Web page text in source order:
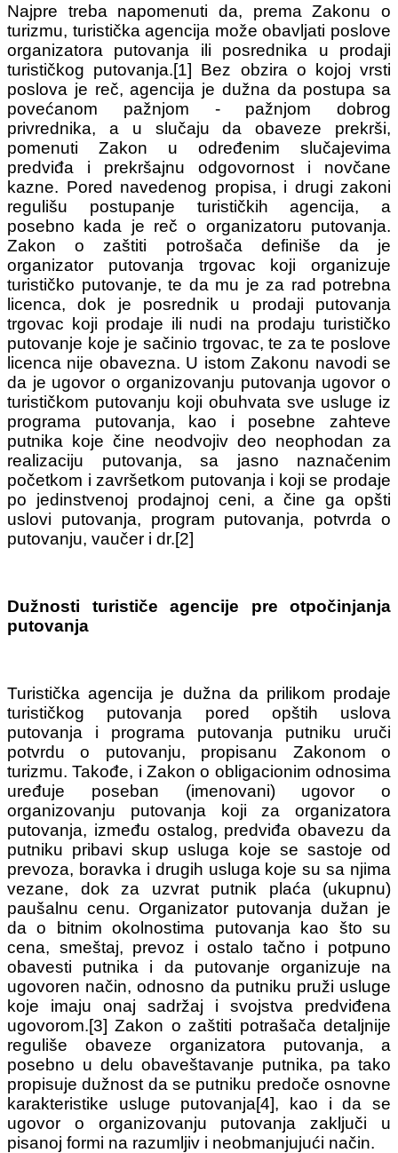
Najpre treba napomenuti da, prema Zakonu o
turizmu, turistička agencija može obavljati poslove
organizatora putovanja ili posrednika u prodaji
turističkog putovanja.[1] Bez obzira o kojoj vrsti
poslova je reč, agencija je dužna da postupa sa
povećanom pažnjom - pažnjom dobrog
privrednika, a u slučaju da obaveze prekrši,
pomenuti Zakon u određenim slučajevima
predviđa i prekršajnu odgovornost i novčane
kazne. Pored navedenog propisa, i drugi zakoni
regulišu postupanje turističkih agencija, a
posebno kada je reč o organizatoru putovanja.
Zakon o zaštiti potrošača definiše da je
organizator putovanja trgovac koji organizuje
turističko putovanje, te da mu je za rad potrebna
licenca, dok je posrednik u prodaji putovanja
trgovac koji prodaje ili nudi na prodaju turističko
putovanje koje je sačinio trgovac, te za te poslove
licenca nije obavezna. U istom Zakonu navodi se
da je ugovor o organizovanju putovanja ugovor o
turističkom putovanju koji obuhvata sve usluge iz
programa putovanja, kao i posebne zahteve
putnika koje čine neodvojiv deo neophodan za
realizaciju putovanja, sa jasno naznačenim
početkom i završetkom putovanja i koji se prodaje
po jedinstvenoj prodajnoj ceni, a čine ga opšti
uslovi putovanja, program putovanja, potvrda o
putovanju, vaučer i dr.[2]
Dužnosti turističe agencije pre otpočinjanja
putovanja
Turistička agencija je dužna da prilikom prodaje
turističkog putovanja pored opštih uslova
putovanja i programa putovanja putniku uruči
potvrdu o putovanju, propisanu Zakonom o
turizmu. Takođe, i Zakon o obligacionim odnosima
uređuje poseban (imenovani) ugovor o
organizovanju putovanja koji za organizatora
putovanja, između ostalog, predviđa obavezu da
putniku pribavi skup usluga koje se sastoje od
prevoza, boravka i drugih usluga koje su sa njima
vezane, dok za uzvrat putnik plaća (ukupnu)
paušalnu cenu. Organizator putovanja dužan je
da o bitnim okolnostima putovanja kao što su
cena, smeštaj, prevoz i ostalo tačno i potpuno
obavesti putnika i da putovanje organizuje na
ugovoren način, odnosno da putniku pruži usluge
koje imaju onaj sadržaj i svojstva predviđena
ugovorom.[3] Zakon o zaštiti potrašača detaljnije
reguliše obaveze organizatora putovanja, a
posebno u delu obaveštavanje putnika, pa tako
propisuje dužnost da se putniku predoče osnovne
karakteristike usluge putovanja[4], kao i da se
ugovor o organizovanju putovanja zaključi u
pisanoj formi na razumljiv i neobmanjujući način.